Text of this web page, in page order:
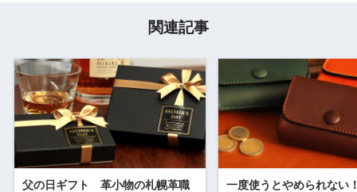
関連記事
父の日ギフト 革小物の札幌革職
一度使うとやめられない